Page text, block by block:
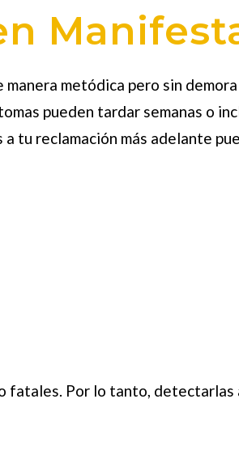
metódica pero sin
pueden tardar semanas o
tu reclamación más adelante
fatales. Por lo tanto,